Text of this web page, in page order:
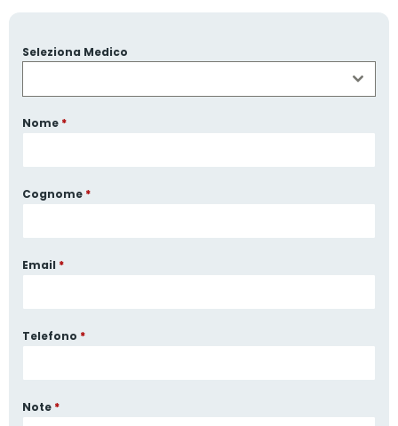
Seleziona Medico
Nome *
Cognome *
Email *
Telefono *
Note *